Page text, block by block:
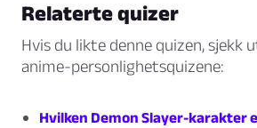
Relaterte quizer
Hvis du likte denne quizen, sjekk
anime-personlighetsquizene:
Hvilken Demon Slayer-karakter